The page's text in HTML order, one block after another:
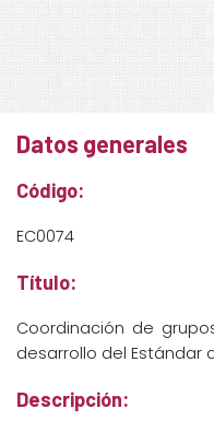
Datos generales
Código:
EC0074
Título:
Coordinación de
desarrollo del Estándar
Descripción: